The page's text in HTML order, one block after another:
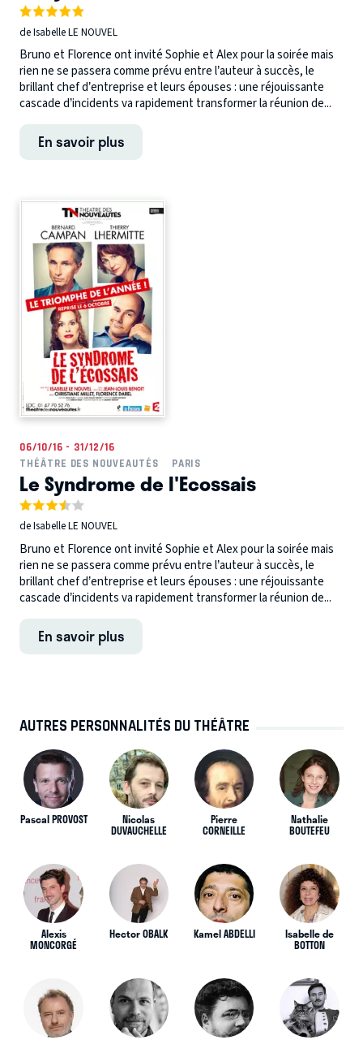
de Isabelle LE NOUVEL
Bruno et Florence ont invité Sophie et Alex pour la soirée mais
rien ne se passera comme prévu entre l’auteur à succès, le
brillant chef d’entreprise et leurs épouses : une réjouissante
cascade d’incidents va rapidement transformer la réunion de...
En savoir plus
06/10/16 - 31/12/16
THÉÂTRE DES NOUVEAUTÉS
PARIS
Le Syndrome de l'Ecossais
de Isabelle LE NOUVEL
Bruno et Florence ont invité Sophie et Alex pour la soirée mais
rien ne se passera comme prévu entre l’auteur à succès, le
brillant chef d’entreprise et leurs épouses : une réjouissante
cascade d’incidents va rapidement transformer la réunion de...
En savoir plus
AUTRES PERSONNALITÉS DU THÉÂTRE
Pascal PROVOST Nicolas
DUVAUCHELLE
Pierre
CORNEILLE
Nathalie
BOUTEFEU
Alexis
MONCORGÉ
Hector OBALK Kamel ABDELLI Isabelle de
BOTTON